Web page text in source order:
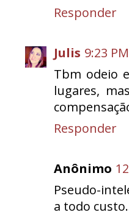
Responder
Julis 9:23 PM
Tbm odeio
lugares,
Responder
Anônimo
Pseudo-
a todo